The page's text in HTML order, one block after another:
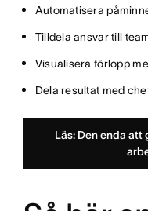
Automatisera
Tilldela ansvar till
Visualisera förlopp
Dela resultat med
Läs: Den enda